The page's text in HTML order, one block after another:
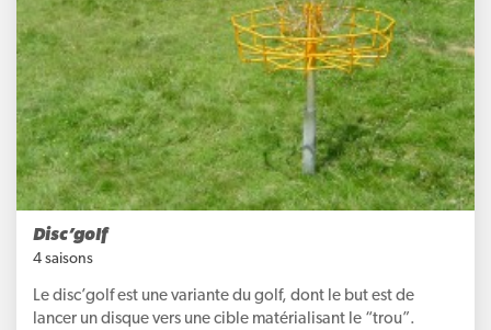
Disc’golf
4 saisons
Le disc’golf est une variante du golf, dont le but est de
lancer un disque vers une cible matérialisant le “trou”.